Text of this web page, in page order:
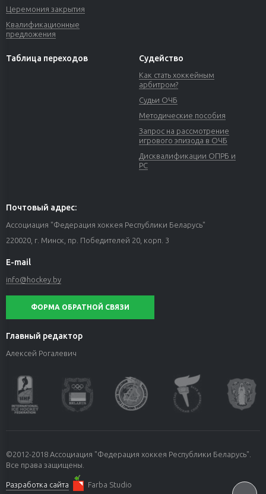
Церемония закрытия
Квалификационные
предложения
Таблица переходов Судейство
Как стать хоккейным
арбитром?
Судьи ОЧБ
Методические пособия
Запрос на рассмотрение
игрового эпизода в ОЧБ
Дисквалификации ОПРБ и
РС
Почтовый адрес:
Ассоциация "Федерация хоккея Республики Беларусь"
220020, г. Минск, пр. Победителей 20, корп. 3
E-mail
info@hockey.by
ФОРМА ОБРАТНОЙ СВЯЗИ
Главный редактор
Алексей Рогалевич
©2012-2018 Ассоциация "Федерация хоккея Республики Беларусь".
Все права защищены.
Разработка сайта Farba Studio